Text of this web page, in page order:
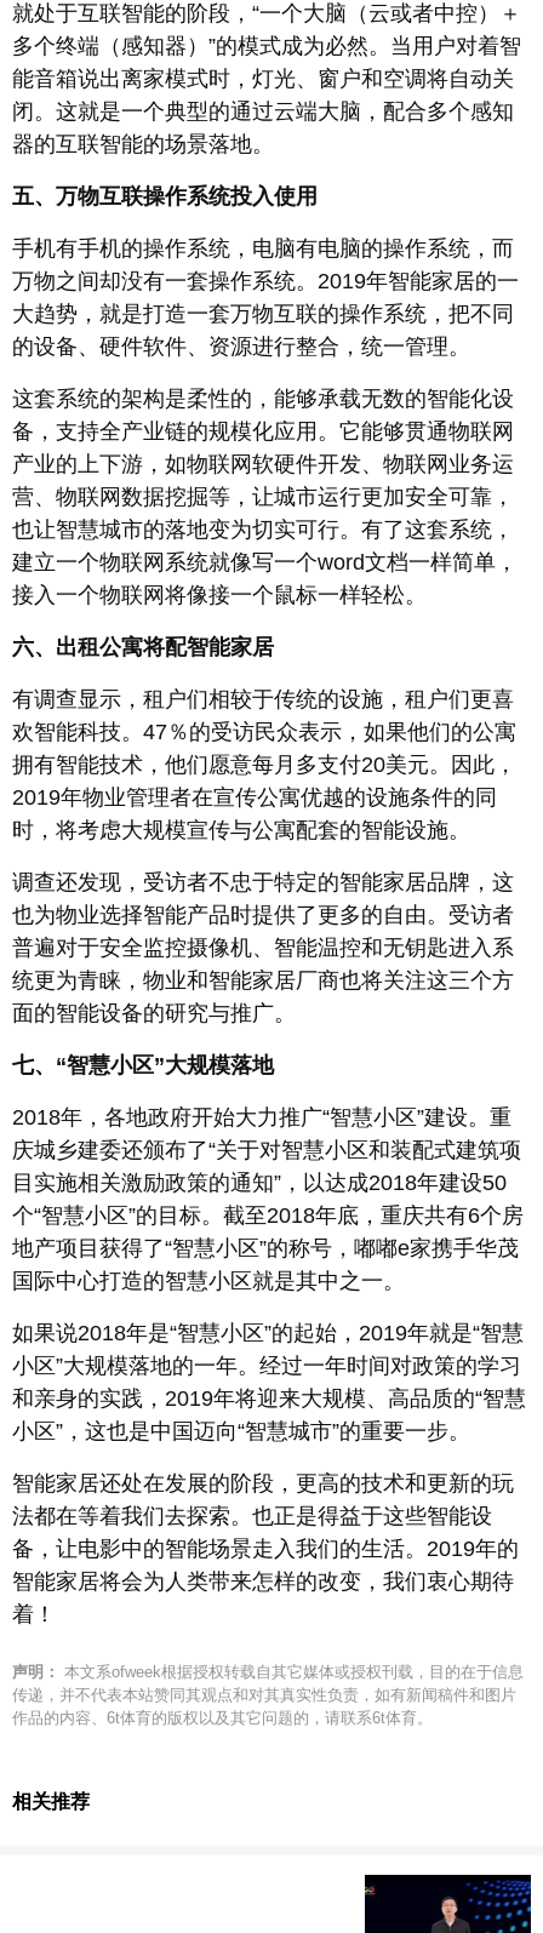
就处于互联智能的阶段，“一个大脑（云或者中控）＋
多个终端（感知器）”的模式成为必然。当用户对着智
能音箱说出离家模式时，灯光、窗户和空调将自动关
闭。这就是一个典型的通过云端大脑，配合多个感知
器的互联智能的场景落地。
五、万物互联操作系统投入使用
手机有手机的操作系统，电脑有电脑的操作系统，而
万物之间却没有一套操作系统。2019年智能家居的一
大趋势，就是打造一套万物互联的操作系统，把不同
的设备、硬件软件、资源进行整合，统一管理。
这套系统的架构是柔性的，能够承载无数的智能化设
备，支持全产业链的规模化应用。它能够贯通物联网
产业的上下游，如物联网软硬件开发、物联网业务运
营、物联网数据挖掘等，让城市运行更加安全可靠，
也让智慧城市的落地变为切实可行。有了这套系统，
建立一个物联网系统就像写一个word文档一样简单，
接入一个物联网将像接一个鼠标一样轻松。
六、出租公寓将配智能家居
有调查显示，租户们相较于传统的设施，租户们更喜
欢智能科技。47％的受访民众表示，如果他们的公寓
拥有智能技术，他们愿意每月多支付20美元。因此，
2019年物业管理者在宣传公寓优越的设施条件的同
时，将考虑大规模宣传与公寓配套的智能设施。
调查还发现，受访者不忠于特定的智能家居品牌，这
也为物业选择智能产品时提供了更多的自由。受访者
普遍对于安全监控摄像机、智能温控和无钥匙进入系
统更为青睐，物业和智能家居厂商也将关注这三个方
面的智能设备的研究与推广。
七、“智慧小区”大规模落地
2018年，各地政府开始大力推广“智慧小区”建设。重
庆城乡建委还颁布了“关于对智慧小区和装配式建筑项
目实施相关激励政策的通知”，以达成2018年建设50
个“智慧小区”的目标。截至2018年底，重庆共有6个房
地产项目获得了“智慧小区”的称号，嘟嘟e家携手华茂
国际中心打造的智慧小区就是其中之一。
如果说2018年是“智慧小区”的起始，2019年就是“智慧
小区”大规模落地的一年。经过一年时间对政策的学习
和亲身的实践，2019年将迎来大规模、高品质的“智慧
小区”，这也是中国迈向“智慧城市”的重要一步。
智能家居还处在发展的阶段，更高的技术和更新的玩
法都在等着我们去探索。也正是得益于这些智能设
备，让电影中的智能场景走入我们的生活。2019年的
智能家居将会为人类带来怎样的改变，我们衷心期待
着！
声明： 本文系ofweek根据授权转载自其它媒体或授权刊载，目的在于信息
传递，并不代表本站赞同其观点和对其真实性负责，如有新闻稿件和图片
作品的内容、6t体育的版权以及其它问题的，请联系6t体育。
相关推荐